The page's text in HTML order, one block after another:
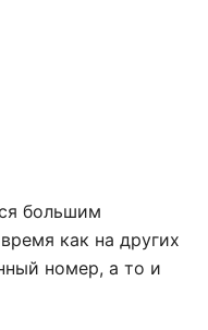
большим
как на других
номер, а то и